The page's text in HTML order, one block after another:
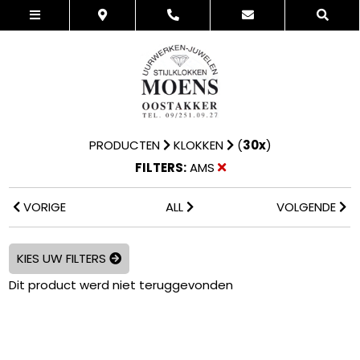
PRODUCTEN KLOKKEN (30x)
FILTERS:AMS
VORIGE ALL VOLGENDE
KIES UW FILTERS
Dit product werd niet teruggevonden